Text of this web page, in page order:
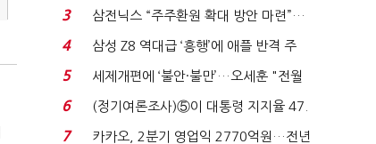
'초접전'…대통령 ...
3
삼전닉스 “주주환원 확대 방안 마련”…
로이터에 성명...
4
삼성 Z8 역대급 ‘흥행’에 애플 반격 주
목…9월 ‘폴...
5
세제개편에 ‘불안·불만’…오세훈 "전월
세 구하기 더 ...
6
(정기여론조사)⑤이 대통령 지지율 47.
7%…일주일 만에 ...
7
카카오, 2분기 영업익 2770억원…전년